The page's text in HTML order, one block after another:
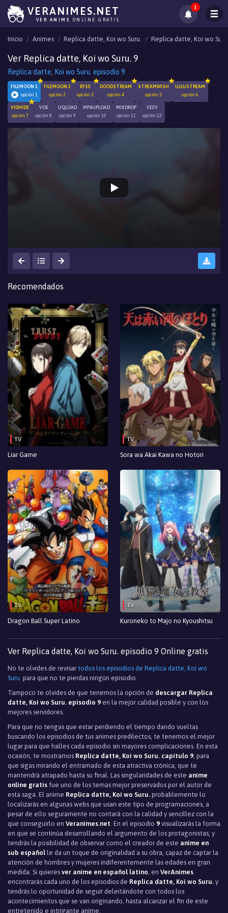
VERANIMES.NET
VER ANIME ONLINE GRATIS
1
Inicio Animes Replica datte, Koi wo Suru. Replica datte, Koi wo
Ver Replica datte, Koi wo Suru. 9
Replica datte, Koi wo Suru. episodio 9
FILEMOON 1
opción 1
FILEMOON 2
opción 2
BYSE
opción 3
DOODSTREAM
opción 4
STREAMWISH
opción 5
LULUSTREAM
opción 6
VIDHIDE
opción 7
VOE
opción 8
UQLOAD
opción 9
MP4UPLOAD
opción 10
MIXDROP
opción 11
VEEV
opción 12
Recomendados
TV
Liar Game
TV
Sora wa Akai Kawa no Hotori
TV
Dragon Ball Super Latino
TV
Kuroneko to Majo no Kyoushitsu
Ver Replica datte, Koi wo Suru. episodio 9 Online gratis
No te olvides de revisar todos los episodios de Replica datte, Koi wo
Suru. para que no te pierdas ningún episodio.
Tampoco te olvides de que tenemos la opción de descargar Replica
datte, Koi wo Suru. episodio 9 en la mejor calidad posible y con los
mejores servidores.
Para que no tengas que estar perdiendo el tiempo dando vueltas
buscando los episodios de tus animes predilectos, te tenemos el mejor
lugar para que halles cada episodio sin mayores complicaciones. En esta
ocasión, te mostramos Replica datte, Koi wo Suru. capítulo 9, para
que sigas mirando el entramado de esta atractiva crónica, que te
mantendrá atrapado hasta su final. Las singularidades de este anime
online gratis fue uno de los temas mejor preservados por el autor de
esta saga. El anime Replica datte, Koi wo Suru. probablemente lo
localizarás en algunas webs que usan este tipo de programaciones, a
pesar de ello seguramente no contará con la calidad y sencillez con la
que conseguirlo en Veranimes.net. En el episodio 9 visualizarás la forma
en que se continúa desarrollando el argumento de los protagonistas, y
tendrás la posibilidad de observar como el creador de este anime en
sub español le da un toque de originalidad a su obra, capaz de captar la
atención de hombres y mujeres indiferentemente las edades en gran
medida. Si quieres ver anime en español latino, en VerAnimes
encontrarás cada uno de los episodios de Replica datte, Koi wo Suru. y
tendrás lo oportunidad de seguir deleitándote con todos los
acontecimientos que se van originando, hasta alcanzar el fin de este
entretenido e intrigante anime.